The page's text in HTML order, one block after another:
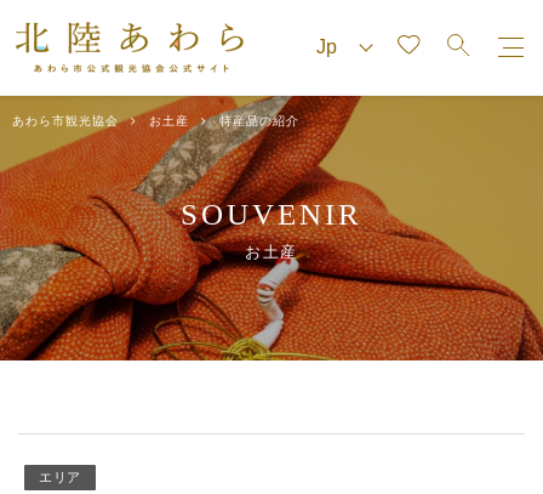
あわら市観光協会 お土産 特産品の紹介
SOUVENIR
お土産
エリア